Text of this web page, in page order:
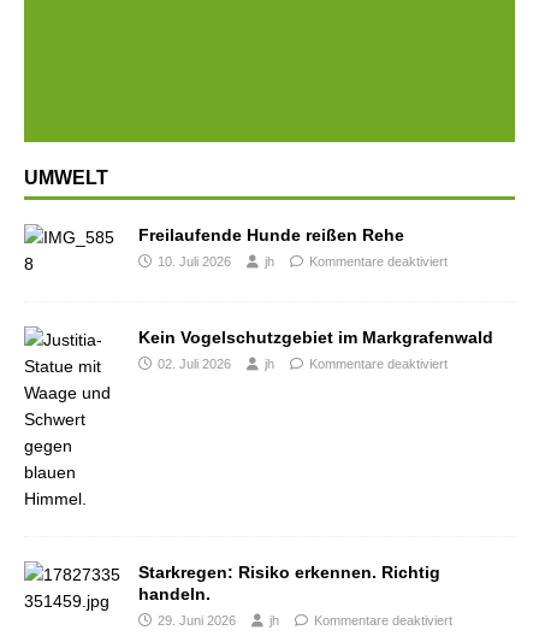
UMWELT
Freilaufende Hunde reißen Rehe
10. Juli 2026 jh Kommentare deaktiviert
Kein Vogelschutzgebiet im Markgrafenwald
02. Juli 2026 jh Kommentare deaktiviert
Starkregen: Risiko erkennen. Richtig
handeln.
29. Juni 2026 jh Kommentare deaktiviert